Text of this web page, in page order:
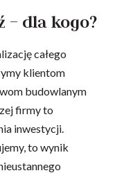
– dla kogo?
całego
klientom
budowlanym
firmy to
inwestycji.
to wynik